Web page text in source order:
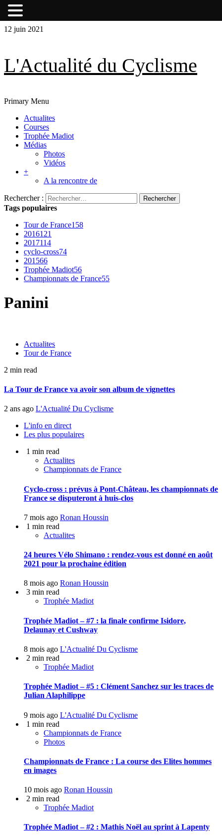
Skip
Skip
12 juin 2021
L'Actualité du Cyclisme
Primary Menu
Actualites
Courses
Trophée Madiot
Médias
Photos
Vidéos
+
A la rencontre de
Rechercher :
Tags populaires
Tour de France158
2016121
2017114
cyclo-cross74
201566
Trophée Madiot56
Championnats de France55
Panini
Actualites
Tour de France
2 min read
La Tour de France va avoir son album de vignettes
2 ans ago L'Actualité Du Cyclisme
L'info en direct
Les plus populaires
1 min read
Actualites
Championnats de France
Cyclo-cross : prévus à Pont-Château, les championnats de
France se disputeront à huis-clos
7 mois ago Ronan Houssin
1 min read
Actualites
24 heures Vélo Shimano : rendez-vous est donné en août
2021 pour la prochaine édition
8 mois ago Ronan Houssin
3 min read
Trophée Madiot
Trophée Madiot – #7 : la finale confirme Isidore,
Delaunay et Cushway
8 mois ago L'Actualité Du Cyclisme
2 min read
Trophée Madiot
Trophée Madiot – #5 : Clément Sanchez sur les traces de
Julian Alaphilippe
9 mois ago L'Actualité Du Cyclisme
1 min read
Championnats de France
Photos
Championnats de France : La course des Elites hommes
en images
10 mois ago Ronan Houssin
2 min read
Trophée Madiot
Trophée Madiot – #2 : Mathis Noël au sprint à Lapenty